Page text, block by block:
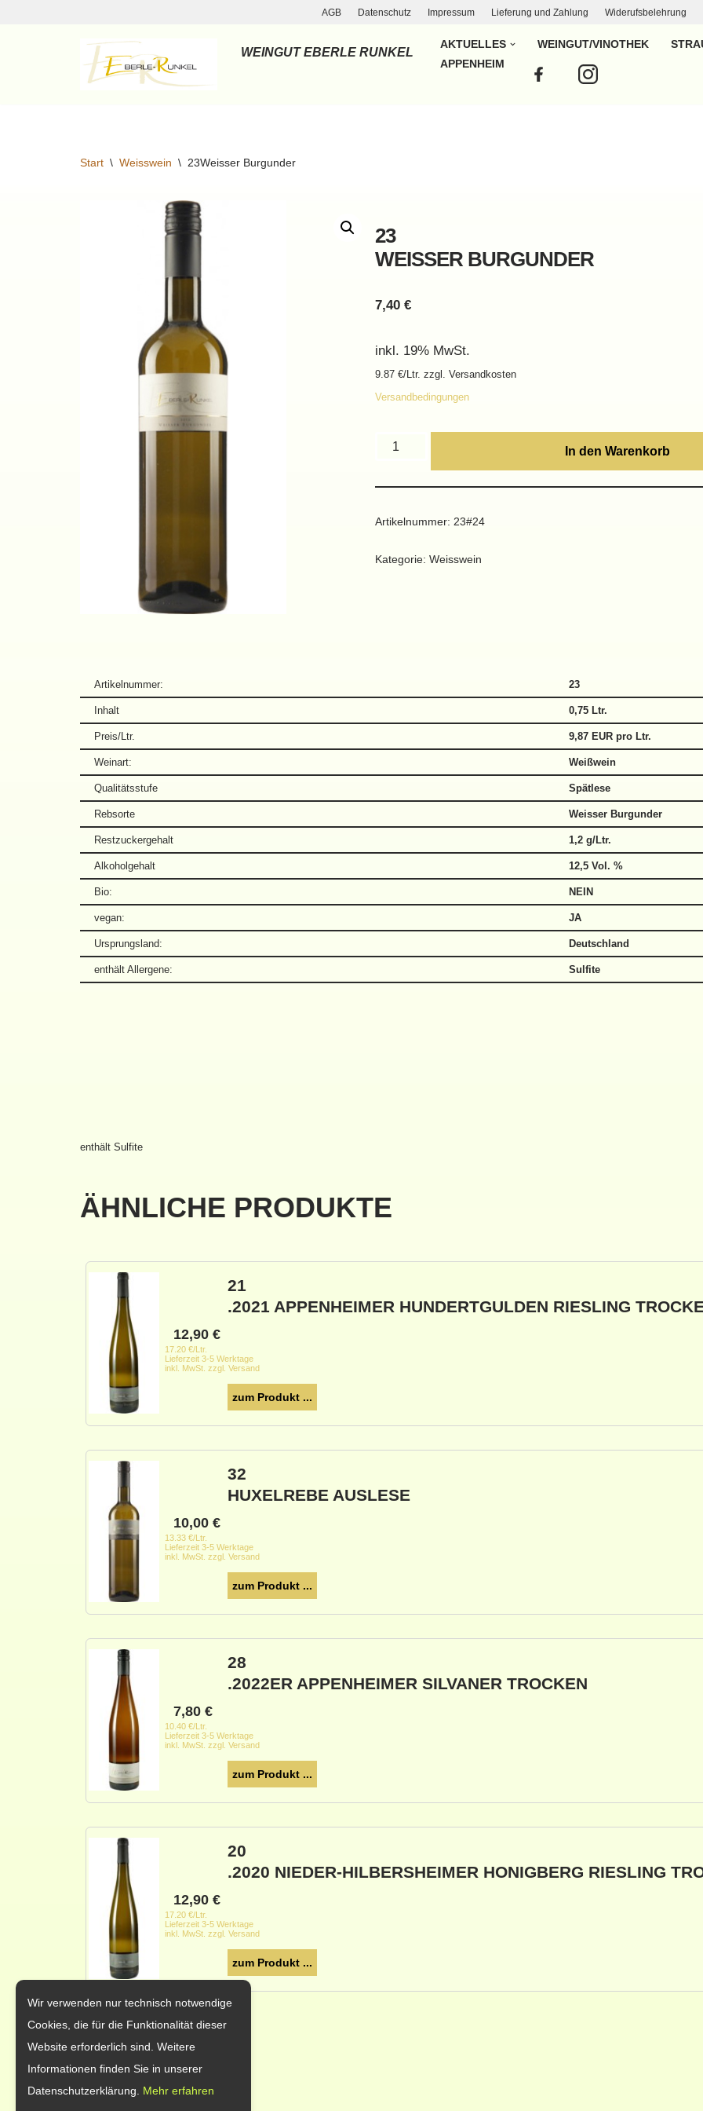
AGB Datenschutz Impressum Lieferung und Zahlung Widerufsbelehrung
WEINGUT EBERLE RUNKEL
AKTUELLES WEINGUT/VINOTHEK
APPENHEIM
Start \ Weisswein \ 23Weisser Burgunder
23
WEISSER BURGUNDER
7,40€
inkl. 19% MwSt.
9.87 €/Ltr. zzgl. Versandkosten
Versandbedingungen
In den Warenkorb
Artikelnummer:23#24
Kategorie:Weisswein
Artikelnummer: 23
Inhalt 0,75 Ltr.
Preis/Ltr. 9,87 EUR pro Ltr.
Weinart: Weißwein
Qualitätsstufe Spätlese
Rebsorte Weisser Burgunder
Restzuckergehalt 1,2 g/Ltr.
Alkoholgehalt 12,5 Vol. %
Bio: NEIN
vegan: JA
Ursprungsland: Deutschland
enthält Allergene: Sulfite
enthält Sulfite
ÄHNLICHE PRODUKTE
21
.2021 APPENHEIMER HUNDERTGULDEN RIESLING
17.20 €/Ltr.
Lieferzeit 3-5 Werktage
inkl. MwSt. zzgl. Versand
12,90€
zum Produkt ...
32
HUXELREBE AUSLESE
13.33 €/Ltr.
Lieferzeit 3-5 Werktage
inkl. MwSt. zzgl. Versand
10,00€
zum Produkt ...
28
.2022ER APPENHEIMER SILVANER TROCKEN
10.40 €/Ltr.
Lieferzeit 3-5 Werktage
inkl. MwSt. zzgl. Versand
7,80€
zum Produkt ...
20
.2020 NIEDER-HILBERSHEIMER HONIGBERG RIESLING
17.20 €/Ltr.
Lieferzeit 3-5 Werktage
inkl. MwSt. zzgl. Versand
12,90€
zum Produkt ...
Wir verwenden nur technisch notwendige
Cookies, die für die Funktionalität dieser
Website erforderlich sind. Weitere
Informationen finden Sie in unserer
Datenschutzerklärung.
Mehr erfahren